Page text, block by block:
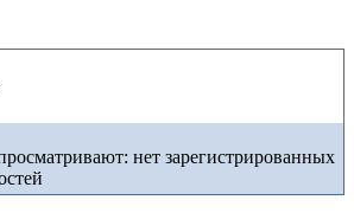
нет зарегистрированных